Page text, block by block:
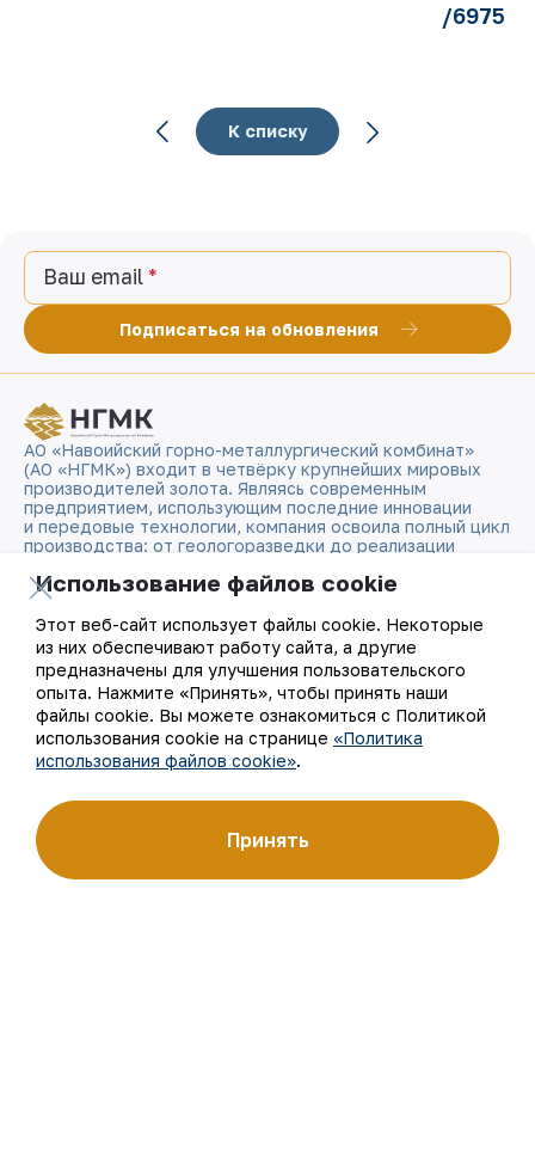
/6975
К списку
Ваш email
Подписаться на обновления
АО «Навоийский горно-металлургический комбинат»
(АО «НГМК») входит в четвёрку крупнейших мировых
производителей золота. Являясь современным
предприятием, использующим последние инновации
и передовые технологии, компания освоила полный цикл
производства: от геологоразведки до реализации
со знаком пробы «999,9» стали узнаваемым брендом
Узбекистана на мировых биржах цветных металлов.
О компании
Наша деятельность
Устойчивое развитие
Инвесторам
Пресс-центр
Контакты
Карта сайта
Условия использования
cookie
Использование файлов cookie
Этот веб-сайт использует файлы cookie. Некоторые
из них обеспечивают работу сайта, а другие
предназначены для улучшения пользовательского
опыта. Нажмите «Принять», чтобы принять наши
файлы cookie. Вы можете ознакомиться с Политикой
использования cookie на странице «Политика
использования файлов cookie».
Принять